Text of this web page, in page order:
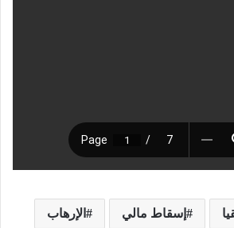
إسقاط مالي الإرهاب